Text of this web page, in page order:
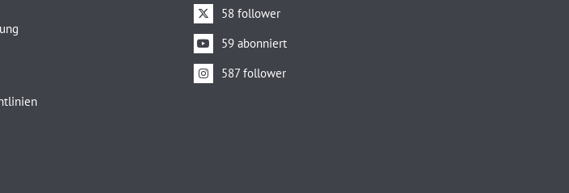
58 follower
59 abonniert
587 follower